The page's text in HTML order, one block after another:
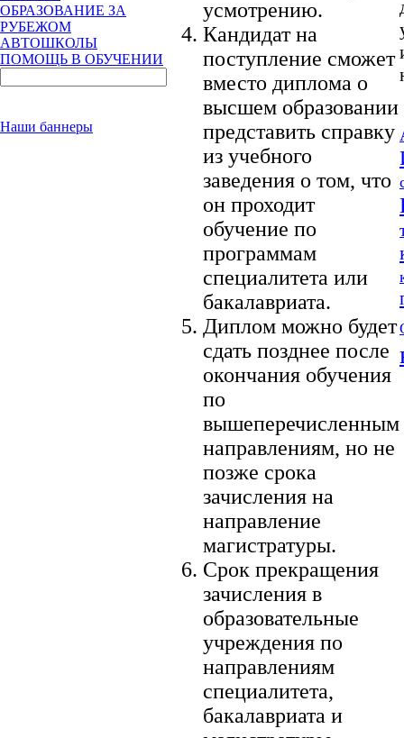
ОБРАЗОВАНИЕ ЗА
РУБЕЖОМ
АВТОШКОЛЫ
ПОМОЩЬ В ОБУЧЕНИИ
Наши баннеры
усмотрению.
Кандидат на
поступление сможет
вместо диплома о
высшем образовании
представить справку
из учебного
заведения о том, что
он проходит
обучение по
программам
специалитета или
бакалавриата.
Диплом можно будет
сдать позднее после
окончания обучения
по
вышеперечисленным
направлениям, но не
позже срока
зачисления на
направление
магистратуры.
Срок прекращения
зачисления в
образовательные
учреждения по
направлениям
специалитета,
бакалавриата и